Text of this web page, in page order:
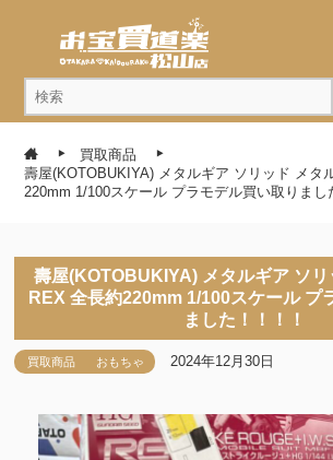
買取商品
壽屋(KOTOBUKIYA) メタルギア ソリッド メタ
220mm 1/100スケール プラモデル買い取りまし
壽屋(KOTOBUKIYA) メタルギア ソ
REX 全長約220mm 1/100スケール プ
ました！！！！
買取商品 おもちゃ 2024年12月30日